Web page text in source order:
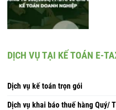
DỊCH VỤ TẠI KẾ TOÁN E-
Dịch vụ kế toán trọn gói
Dịch vụ khai báo thuế hàng Quý/